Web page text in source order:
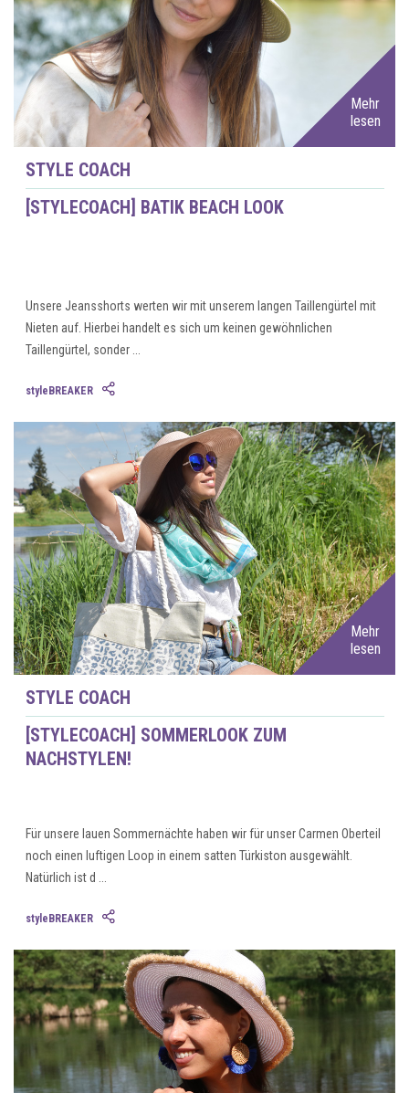
Mehr
lesen
STYLE COACH
[STYLECOACH] BATIK BEACH LOOK
Unsere Jeansshorts werten wir mit unserem langen Taillengürtel mit
Nieten auf. Hierbei handelt es sich um keinen gewöhnlichen
Taillengürtel, sonder ...
styleBREAKER
Mehr
lesen
STYLE COACH
[STYLECOACH] SOMMERLOOK ZUM
NACHSTYLEN!
Für unsere lauen Sommernächte haben wir für unser Carmen Oberteil
noch einen luftigen Loop in einem satten Türkiston ausgewählt.
Natürlich ist d ...
styleBREAKER